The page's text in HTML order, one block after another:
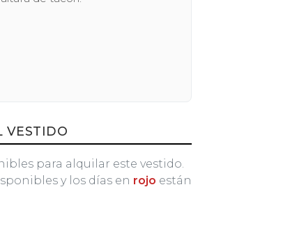
VESTIDO
para alquilar este vestido.
y los días en rojo están